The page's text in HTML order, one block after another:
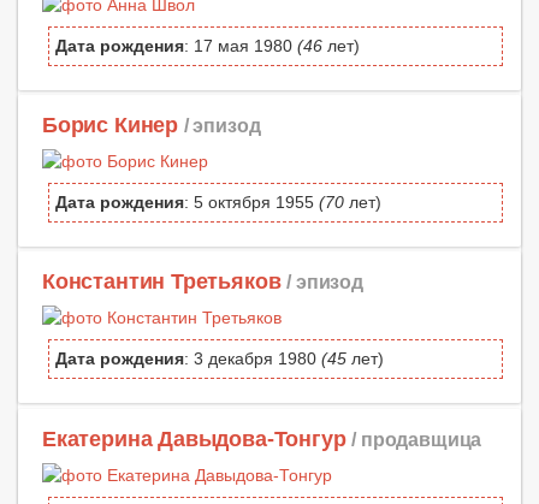
Дата рождения: 17 мая 1980 (46 лет)
Борис Кинер / эпизод
Дата рождения: 5 октября 1955 (70 лет)
Константин Третьяков / эпизод
Дата рождения: 3 декабря 1980 (45 лет)
Екатерина Давыдова-Тонгур / продавщица